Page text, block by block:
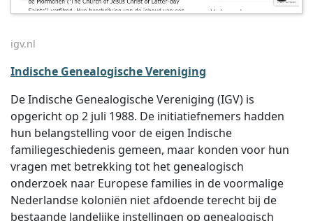
igv.nl
Indische Genealogische Vereniging
De Indische Genealogische Vereniging (IGV) is
opgericht op 2 juli 1988. De initiatiefnemers hadden
hun belangstelling voor de eigen Indische
familiegeschiedenis gemeen, maar konden voor hun
vragen met betrekking tot het genealogisch
onderzoek naar Europese families in de voormalige
Nederlandse koloniën niet afdoende terecht bij de
bestaande landelijke instellingen op genealogisch